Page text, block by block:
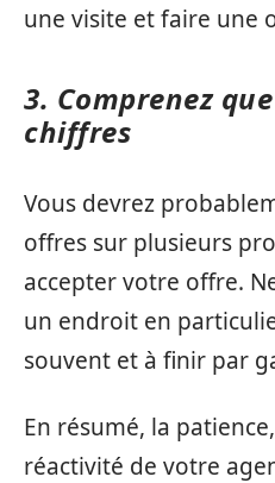
une visite et faire une
3. Comprenez
chiffres
Vous devrez
offres sur plusieurs
accepter votre offre.
un endroit en
souvent et à finir par
En résumé, la
réactivité de votre